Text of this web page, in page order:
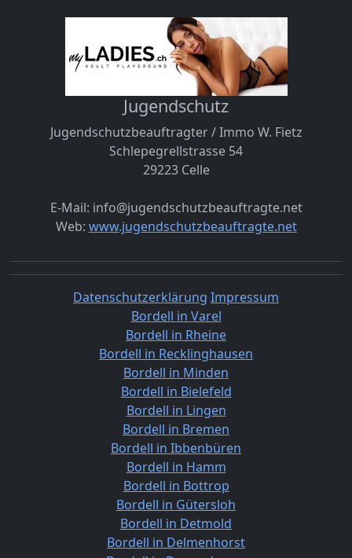
Jugendschutz
Jugendschutzbeauftragter / Immo W. Fietz
Schlepegrellstrasse 54
29223 Celle
E-Mail: info@jugendschutzbeauftragte.net
Web: www.jugendschutzbeauftragte.net
Datenschutzerklärung Impressum
Bordell in Varel
Bordell in Rheine
Bordell in Recklinghausen
Bordell in Minden
Bordell in Bielefeld
Bordell in Lingen
Bordell in Bremen
Bordell in Ibbenbüren
Bordell in Hamm
Bordell in Bottrop
Bordell in Gütersloh
Bordell in Detmold
Bordell in Delmenhorst